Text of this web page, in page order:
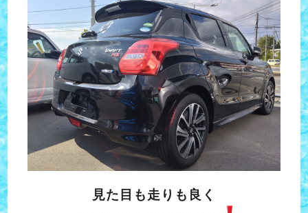
見た目も走りも良く